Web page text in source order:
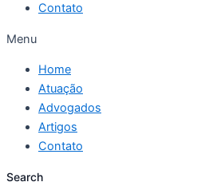
Contato
Menu
Home
Atuação
Advogados
Artigos
Contato
Search